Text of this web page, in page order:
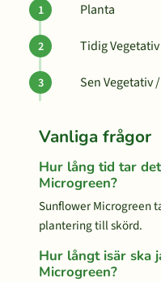
Planta
Tidig Vegetativ
Sen Vegetativ
Vanliga frågor
Hur lång tid tar
Microgreen?
Sunflower Microgreen
plantering till skörd.
Hur långt isär ska
Microgreen?